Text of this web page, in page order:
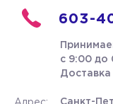
603-
с 9:00 до
Доставка
Санкт-